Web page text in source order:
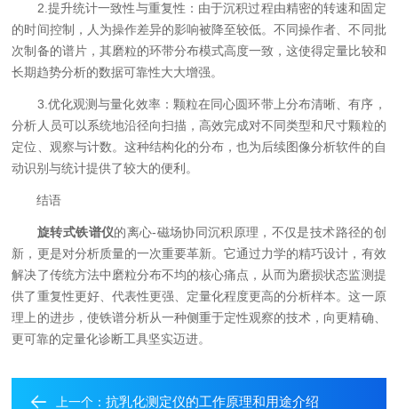
2.提升统计一致性与重复性：由于沉积过程由精密的转速和固定
的时间控制，人为操作差异的影响被降至较低。不同操作者、不同批
次制备的谱片，其磨粒的环带分布模式高度一致，这使得定量比较和
长期趋势分析的数据可靠性大大增强。
3.优化观测与量化效率：颗粒在同心圆环带上分布清晰、有序，
分析人员可以系统地沿径向扫描，高效完成对不同类型和尺寸颗粒的
定位、观察与计数。这种结构化的分布，也为后续图像分析软件的自
动识别与统计提供了较大的便利。
结语
旋转式铁谱仪的离心-磁场协同沉积原理，不仅是技术路径的创
新，更是对分析质量的一次重要革新。它通过力学的精巧设计，有效
解决了传统方法中磨粒分布不均的核心痛点，从而为磨损状态监测提
供了重复性更好、代表性更强、定量化程度更高的分析样本。这一原
理上的进步，使铁谱分析从一种侧重于定性观察的技术，向更精确、
更可靠的定量化诊断工具坚实迈进。
上一个：抗乳化测定仪的工作原理和用途介绍